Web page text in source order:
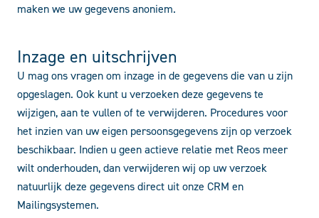
maken we uw gegevens anoniem.
Inzage en uitschrijven
U mag ons vragen om inzage in de gegevens die van u zijn
opgeslagen. Ook kunt u verzoeken deze gegevens te
wijzigen, aan te vullen of te verwijderen. Procedures voor
het inzien van uw eigen persoonsgegevens zijn op verzoek
beschikbaar. Indien u geen actieve relatie met Reos meer
wilt onderhouden, dan verwijderen wij op uw verzoek
natuurlijk deze gegevens direct uit onze CRM en
Mailingsystemen.